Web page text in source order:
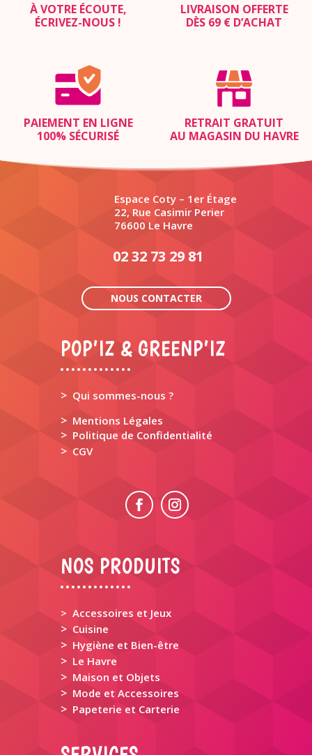
À VOTRE ÉCOUTE,
ÉCRIVEZ-NOUS !
LIVRAISON OFFERTE
DÈS 69 € D’ACHAT
PAIEMENT EN LIGNE
100% SÉCURISÉ
RETRAIT GRATUIT
AU MAGASIN DU HAVRE
Espace Coty – 1er Étage
22, Rue Casimir Perier
76600 Le Havre
02 32 73 29 81
NOUS CONTACTER
POP’IZ & GREENP’IZ
> Qui sommes-nous ?
> Mentions Légales
> Politique de Confidentialité
> CGV
NOS PRODUITS
> Accessoires et Jeux
> Cuisine
> Hygiène et Bien-être
> Le Havre
> Maison et Objets
> Mode et Accessoires
> Papeterie et Carterie